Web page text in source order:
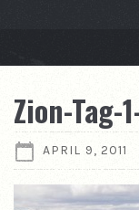
KONTAKT
ÜBER MICH
Zion-Tag-
APRIL 9, 2011